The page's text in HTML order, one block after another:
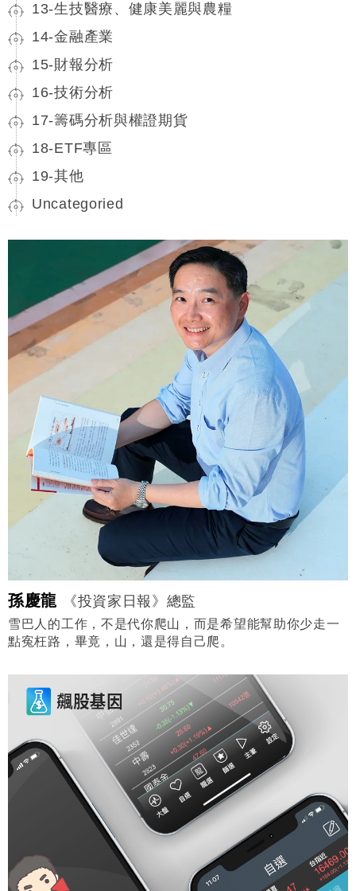
13-生技醫療、健康美麗與農糧
14-金融產業
15-財報分析
16-技術分析
17-籌碼分析與權證期貨
18-ETF專區
19-其他
Uncategoried
孫慶龍 《投資家日報》總監
雪巴人的工作，不是代你爬山，而是希望能幫助你少走一
點寃枉路，畢竟，山，還是得自己爬。